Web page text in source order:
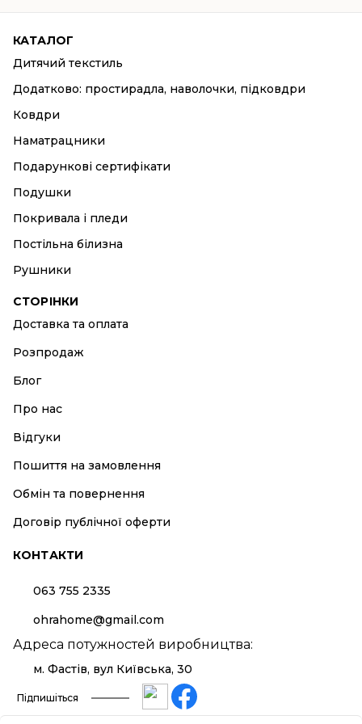
КАТАЛОГ
Дитячий текстиль
Додатково: простирадла, наволочки, підковдри
Ковдри
Наматрацники
Подарункові сертифікати
Подушки
Покривала і пледи
Постільна білизна
Рушники
СТОРІНКИ
Доставка та оплата
Розпродаж
Блог
Про нас
Відгуки
Пошиття на замовлення
Обмін та повернення
Договір публічної оферти
КОНТАКТИ
063 755 2335
ohrahome@gmail.com
Адреса потужностей виробництва:
м. Фастів, вул Київська, 30
Підпишіться